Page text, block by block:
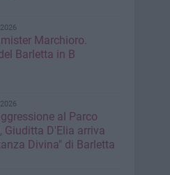
Marchioro.
Barletta in B
al Parco
Giuditta D'Elia arriva
Divina" di Barletta